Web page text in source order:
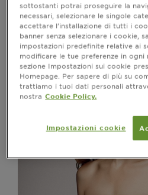
Capelli color
la giusta sfumatura
sottostanti potrai proseguire la
necessari, selezionare le singole
accettare l’installazione di tutti i
banner senza selezionare i cookie,
impostazioni predefinite relative ai
modificare le tue preferenze in ogni
sezione Impostazioni sui cookie
Homepage. Per sapere di più su
trattiamo i tuoi dati personali
nostra Cookie Policy.
Impostazioni cookie